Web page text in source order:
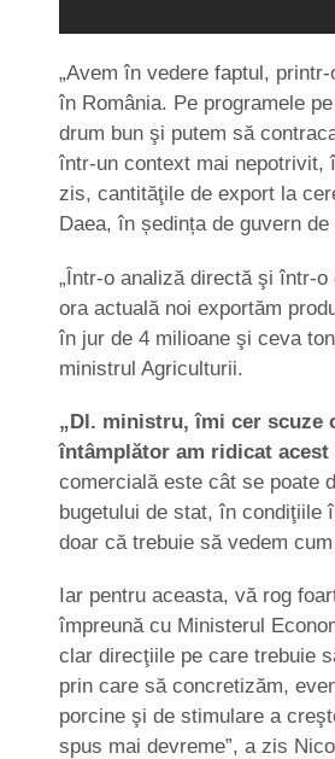
„Avem în vedere faptul,
în România. Pe programele
drum bun şi putem să
într-un context mai nepotrivit,
zis, cantităţile de export la
Daea, în ședința de guvern
„Într-o analiză directă şi într-
ora actuală noi exportăm
în jur de 4 milioane şi ceva
ministrul Agriculturii.
„Dl. ministru, îmi cer scuze
întâmplător am ridicat acest
comercială este cât se poate
bugetului de stat, în condiţiile
doar că trebuie să vedem
Iar pentru aceasta, vă rog
împreună cu Ministerul
clar direcţiile pe care trebuie
prin care să concretizăm,
porcine şi de stimulare a
spus mai devreme”, a zis